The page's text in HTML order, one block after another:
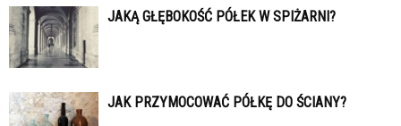
JAKĄ GŁĘBOKOŚĆ PÓŁEK W SPIŻARNI?
JAK PRZYMOCOWAĆ PÓŁKĘ DO ŚCIANY?